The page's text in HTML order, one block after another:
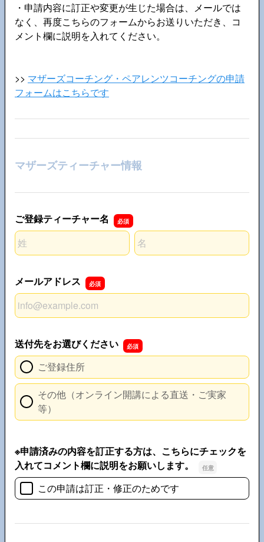
・申請内容に訂正や変更が生じた場合は、メールでは
なく、再度こちらのフォームからお送りいただき、コ
メント欄に説明を入れてください。
>> マザーズコーチング・ペアレンツコーチングの申請
フォームはこちらです
マザーズティーチャー情報
ご登録ティーチャー名
名前の姓
名前の名
メールアドレス
メールアドレス
送付先をお選びください
ご登録住所
その他（オンライン開講による直送・ご実家
等）
※申請済みの内容を訂正する方は、こちらにチェックを
入れてコメント欄に説明をお願いします。
この申請は訂正・修正のためです